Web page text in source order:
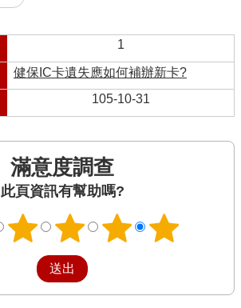
1
健保IC卡遺失應如何補辦新卡?
105-10-31
滿意度調查
此頁資訊有幫助嗎?